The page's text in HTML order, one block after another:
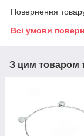
Повернення
Всі умови
З цим товаром